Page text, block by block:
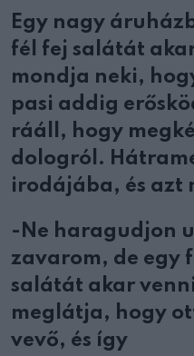
Egy nagy
fél fej salátát
mondja neki,
pasi addig
rááll, hogy
dologról.
irodájába, és azt
-Ne haragudjon
zavarom, de egy
salátát akar
meglátja, hogy
vevő, és így